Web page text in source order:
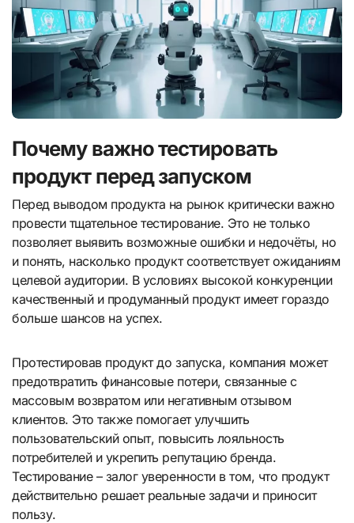
Почему важно тестировать
продукт перед запуском
Перед выводом продукта на рынок критически важно
провести тщательное тестирование. Это не только
позволяет выявить возможные ошибки и недочёты, но
и понять, насколько продукт соответствует ожиданиям
целевой аудитории. В условиях высокой конкуренции
качественный и продуманный продукт имеет гораздо
больше шансов на успех.
Протестировав продукт до запуска, компания может
предотвратить финансовые потери, связанные с
массовым возвратом или негативным отзывом
клиентов. Это также помогает улучшить
пользовательский опыт, повысить лояльность
потребителей и укрепить репутацию бренда.
Тестирование – залог уверенности в том, что продукт
действительно решает реальные задачи и приносит
пользу.